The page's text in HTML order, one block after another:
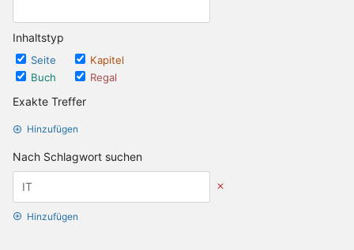
Inhaltstyp
Seite
Kapitel
Buch
Regal
Exakte Treffer
Hinzufügen
Nach Schlagwort suchen
Hinzufügen